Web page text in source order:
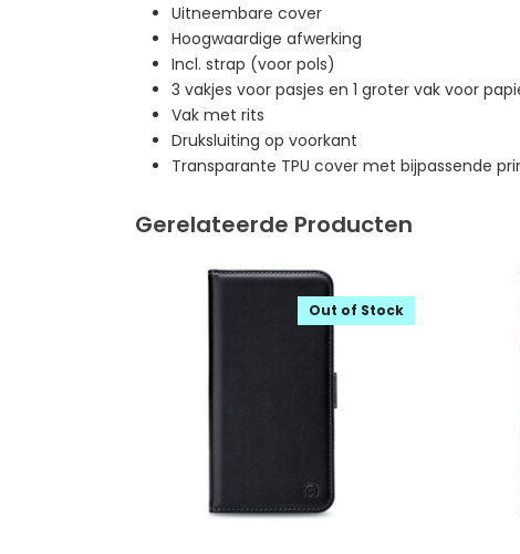
Uitneembare cover
Hoogwaardige afwerking
Incl. strap (voor pols)
3 vakjes voor pasjes en 1 groter vak voor
Vak met rits
Druksluiting op voorkant
Transparante TPU cover met bijpassende
Gerelateerde Producten
Out of Stock